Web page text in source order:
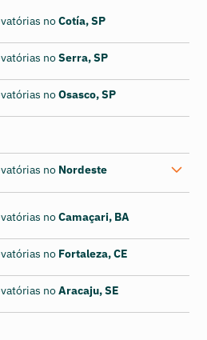
noCotía, SP
noSerra, SP
noOsasco, SP
no Nordeste
noCamaçari, BA
no Fortaleza, CE
noAracaju, SE